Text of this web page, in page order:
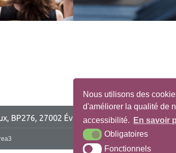
Nous utilisons des
d'améliorer la qualité de
accessibilité.
En savoir
Obligatoires
Fonctionnels
BP276, 27002 Évreux Cedex